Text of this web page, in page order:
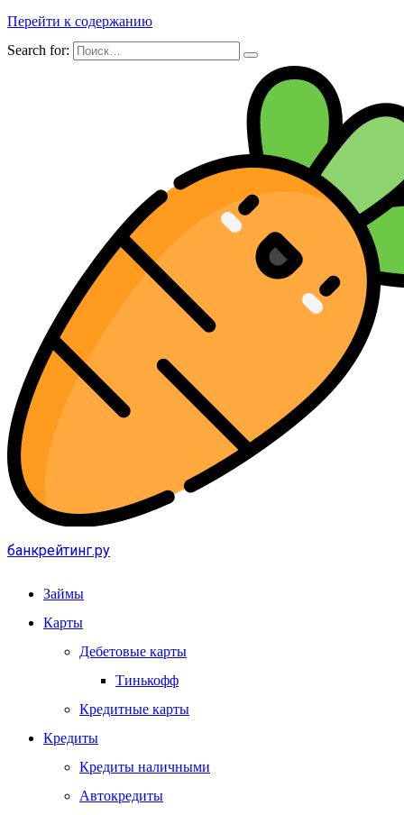
Перейти к содержанию
Search for:
банкрейтинг.ру
Займы
Карты
Дебетовые карты
Тинькофф
Кредитные карты
Кредиты
Кредиты наличными
Автокредиты